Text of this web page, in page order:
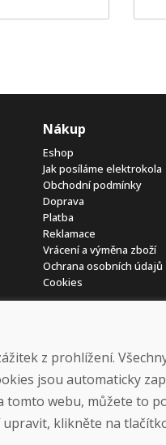
Nákup
Eshop
Jak posíláme elektrokola
Obchodní podmínky
Doprava
Platba
Reklamace
Vrácení a výměna zboží
Ochrana osobních údajů
Cookies
© DOMIVOSPORT 2026, všechna
DUFEKSOFT
z prohlížení.
jsou automaticky
tomto webu, můžete to
upravit, klikněte na